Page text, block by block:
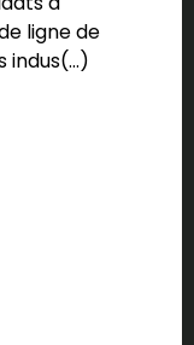
ligne de
indus(…)